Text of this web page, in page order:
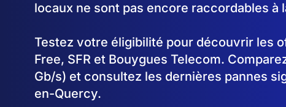
locaux ne sont pas encore raccordables à
Testez votre éligibilité pour découvrir les
Free, SFR et Bouygues Telecom.
Gb/s) et consultez les dernières pannes
en-Quercy.